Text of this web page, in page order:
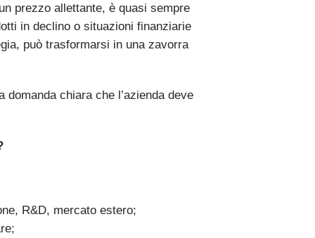
prezzo allettante, è quasi sempre
in declino o situazioni finanziarie
può trasformarsi in una zavorra
chiara che l’azienda deve
R&D, mercato estero;